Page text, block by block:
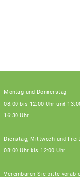
Montag und Donnerstag
08:00 bis 12:00 Uhr und
16:30 Uhr
Dienstag, Mittwoch und
08:00 Uhr bis 12:00 Uhr
Vereinbaren Sie bitte vorab